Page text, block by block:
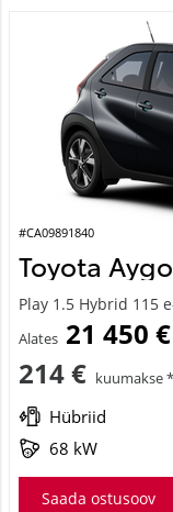
#CA09891840
Toyota
Play 1.5 Hybrid 115
Alates 21 450 €
214 € kuumakse *
Hübriid
68 kW
Saada ostusoov